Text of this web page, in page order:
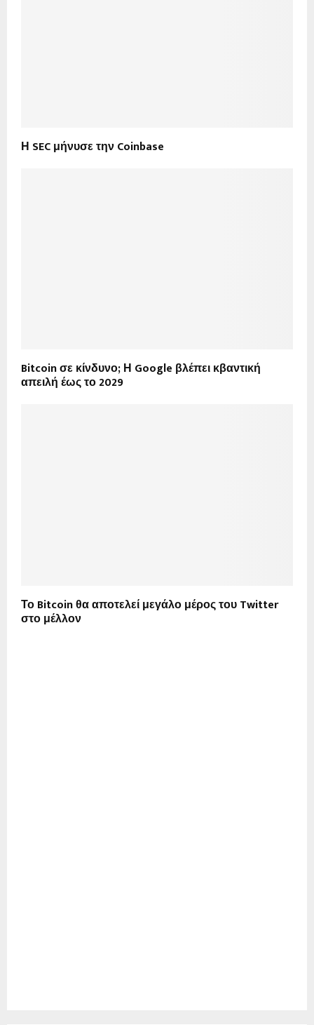
Η SEC μήνυσε την Coinbase
Bitcoin σε κίνδυνο; Η Google βλέπει κβαντική
απειλή έως το 2029
Το Bitcoin θα αποτελεί μεγάλο μέρος του Twitter
στο μέλλον